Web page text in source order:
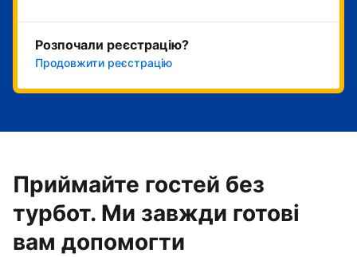
Розпочали реєстрацію?
Продовжити реєстрацію
Приймайте гостей без
турбот. Ми завжди готові
вам допомогти